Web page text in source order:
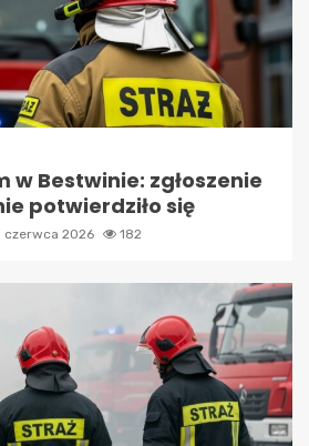
w Bestwinie: zgłoszenie
potwierdziło się
czerwca 2026 182